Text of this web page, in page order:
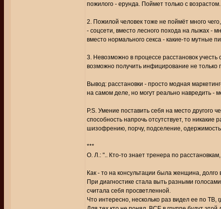
пожилого - ерунда. Поймет только с возрастом.
2. Пожилой человек тоже не поймёт много
- соцсети, вместо лесного похода на лыжах -
вместо нормального секса - какие-то мутные
3. Невозможно в процессе расстановок учесть
возможно получить инфицирование не
Вывод: расстановки - просто модная
на самом деле, но могут реально навредить -
P.S. Умение поставить себя на место другого
способность напрочь отсутствует, то
шизофрению, порчу, подселение,
***
О. Л.: ".. Кто-то знает тренера по
Как - то на консультации была женщина,
При диагностике стала выть разными
считала себя просветленной.
Что интересно, несколько раз видел ее по ТВ,